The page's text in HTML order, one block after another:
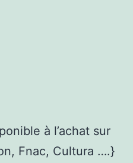
à l’achat sur
Fnac, Cultura ….}